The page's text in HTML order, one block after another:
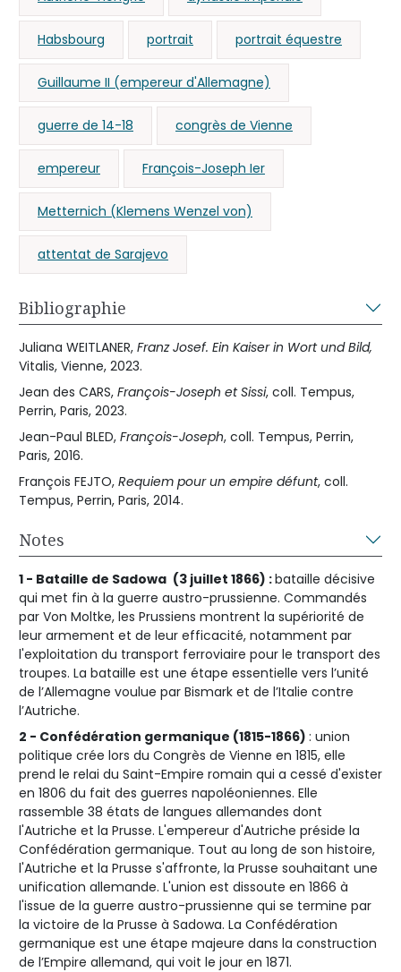
Habsbourg portrait portrait équestre
Guillaume II (empereur d'Allemagne)
guerre de 14-18 congrès de Vienne
empereur François-Joseph Ier
Metternich (Klemens Wenzel von)
attentat de Sarajevo
Bibliographie
Juliana WEITLANER, Franz Josef. Ein Kaiser in Wort und Bild,
Vitalis, Vienne, 2023.
Jean des CARS, François-Joseph et Sissi, coll. Tempus,
Perrin, Paris, 2023.
Jean-Paul BLED, François-Joseph, coll. Tempus, Perrin,
Paris, 2016.
François FEJTO, Requiem pour un empire défunt, coll.
Tempus, Perrin, Paris, 2014.
Notes
1 - Bataille de Sadowa (3 juillet 1866) :bataille décisive
qui met fin à la guerre austro-prussienne. Commandés
par Von Moltke, les Prussiens montrent la supériorité de
leur armement et de leur efficacité, notamment par
l'exploitation du transport ferroviaire pour le transport des
troupes. La bataille est une étape essentielle vers l’unité
de l’Allemagne voulue par Bismark et de l’Italie contre
l’Autriche.
2 - Confédération germanique (1815-1866) : union
politique crée lors du Congrès de Vienne en 1815, elle
prend le relai du Saint-Empire romain qui a cessé d'exister
en 1806 du fait des guerres napoléoniennes. Elle
rassemble 38 états de langues allemandes dont
l'Autriche et la Prusse. L'empereur d'Autriche préside la
Confédération germanique. Tout au long de son histoire,
l'Autriche et la Prusse s'affronte, la Prusse souhaitant une
unification allemande. L'union est dissoute en 1866 à
l'issue de la guerre austro-prussienne qui se termine par
la victoire de la Prusse à Sadowa. La Confédération
germanique est une étape majeure dans la construction
de l’Empire allemand, qui voit le jour en 1871.